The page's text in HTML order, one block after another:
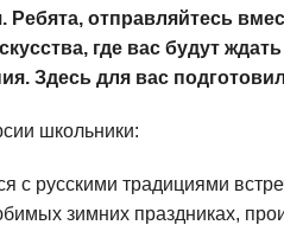
Ребята, отправляйтесь
где вас будут
Здесь для вас
школьники:
с русскими традициями
зимних праздниках,